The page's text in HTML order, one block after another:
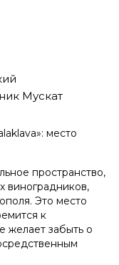
Мускат
место
пространство,
виноградников,
Это место
к
желает забыть о